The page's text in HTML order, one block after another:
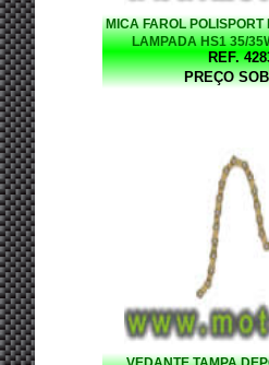
MICA FAROL
LAMPADA HS1 35/
REF.
PREÇO